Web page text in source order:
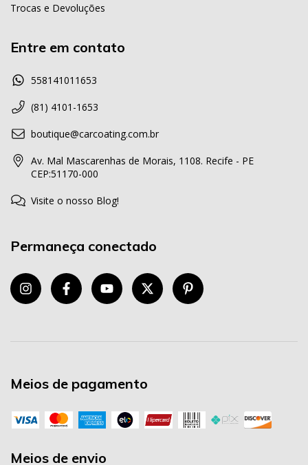
Trocas e Devoluções
Entre em contato
558141011653
(81) 4101-1653
boutique@carcoating.com.br
Av. Mal Mascarenhas de Morais, 1108. Recife - PE
CEP:51170-000
Visite o nosso Blog!
Permaneça conectado
Meios de pagamento
Meios de envio